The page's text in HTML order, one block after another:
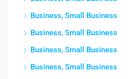
Business, Small Business
Business, Small Business
Business, Small Business
Business, Small Business